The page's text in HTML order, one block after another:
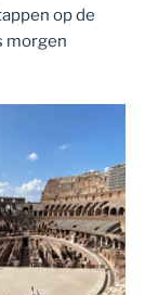
op de
morgen